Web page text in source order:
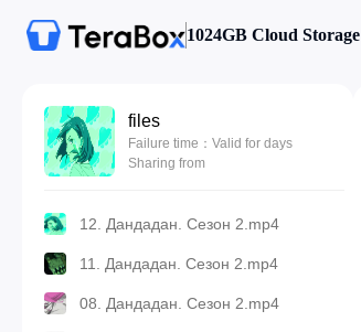
1024GB Cloud Storage
files
Failure time：Valid for days
Sharing from
12. Дандадан. Сезон 2.mp4
11. Дандадан. Сезон 2.mp4
08. Дандадан. Сезон 2.mp4